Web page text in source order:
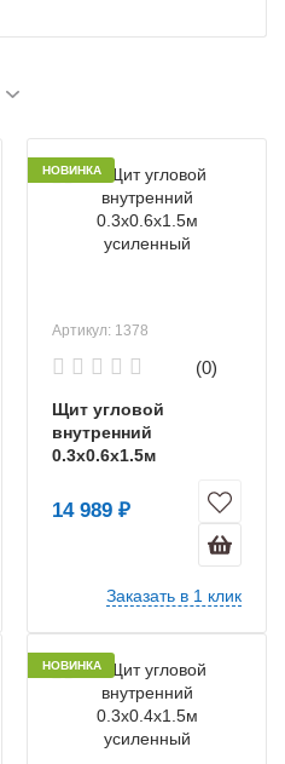
НОВИНКА
Артикул: 1378
(0)
Щит угловой
внутренний
0.3х0.6х1.5м
14 989 ₽
Заказать в 1 клик
НОВИНКА